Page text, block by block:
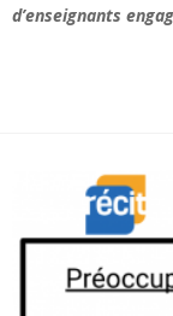
d’enseignants